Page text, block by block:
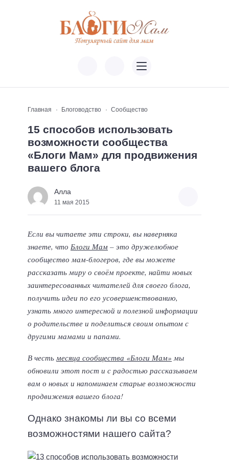
Главная Блоговодство Сообщество
15 способов использовать
возможности сообщества
«Блоги Мам» для продвижения
вашего блога
Алла
11 мая 2015
Если вы читаете эти строки, вы наверняка
знаете, что Блоги Мам – это дружелюбное
сообщество мам-блогеров, где вы можете
рассказать миру о своём проекте, найти новых
заинтересованных читателей для своего блога,
получить идеи по его усовершенствованию,
узнать много интересной и полезной информации
о родительстве и поделиться своим опытом с
другими мамами и папами.
В честь месяца сообщества «Блоги Мам» мы
обновили этот пост и с радостью рассказываем
вам о новых и напоминаем старые возможности
продвижения вашего блога!
Однако знакомы ли вы со всеми
возможностями нашего сайта?